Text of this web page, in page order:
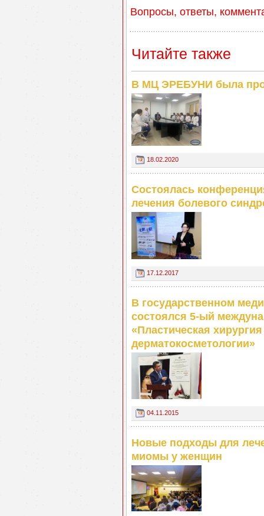
Вопросы, ответы,
Читайте также
В МЦ ЭРЕБУНИ была
18.02.2020
Состоялась
лечения болевого
17.12.2017
В государственном
состоялся 5-ый
«Пластическая
дерматокосметологии»
04.11.2015
Новые подходы для
миомы у женщин